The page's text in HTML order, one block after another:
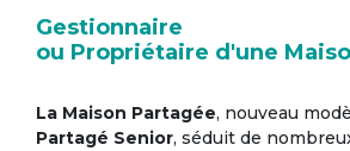
Gestionnaire
ou Propriétaire d'une
La Maison Partagée, nouveau
Partagé Senior, séduit de